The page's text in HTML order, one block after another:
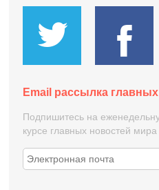
Email рассылка
Подпишитесь на
курсе главных новостей мира